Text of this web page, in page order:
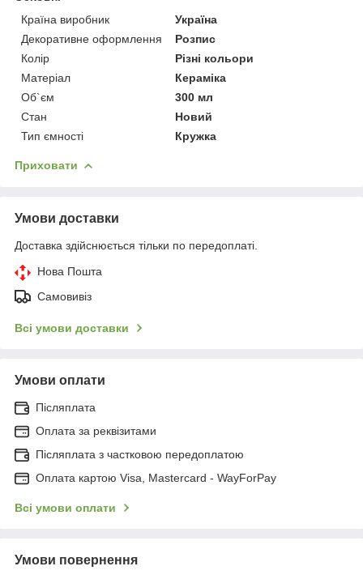
Країна виробник
Україна
Декоративне оформлення
Розпис
Колір
Різні кольори
Матеріал
Кераміка
Об`єм
300 мл
Стан
Новий
Тип ємності
Кружка
Приховати
Умови доставки
Доставка здійснюється тільки по передоплаті.
Нова Пошта
Самовивіз
Всі умови доставки
Умови оплати
Післяплата
Оплата за реквізитами
Післяплата з частковою передоплатою
Оплата картою Visa, Mastercard - WayForPay
Всі умови оплати
Умови повернення